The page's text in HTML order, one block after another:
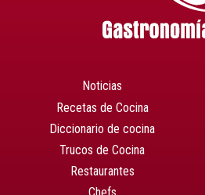
Noticias
Recetas de Cocina
Diccionario de cocina
Trucos de Cocina
Restaurantes